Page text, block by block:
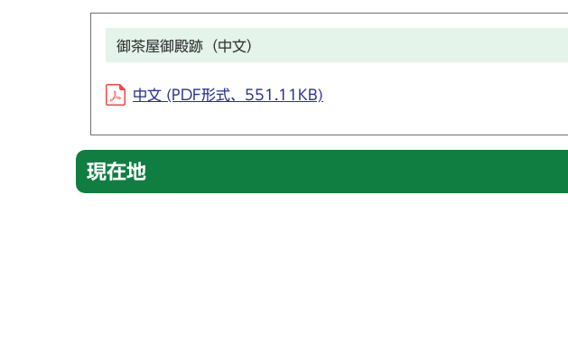
御茶屋御殿跡（中文）
中文 (PDF形式、551.11KB)
現在地